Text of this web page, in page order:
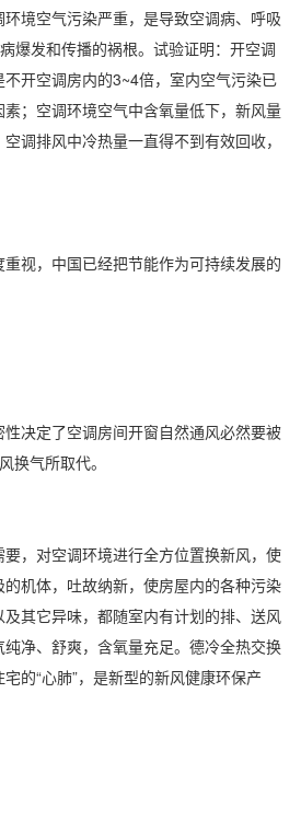
境空气污染严重，是导致空调病、呼吸
爆发和传播的祸根。试验证明：开空调
开空调房内的3~4倍，室内空气污染已
；空调环境空气中含氧量低下，新风量
调排风中冷热量一直得不到有效回收，
视，中国已经把节能作为可持续发展的
决定了空调房间开窗自然通风必然要被
换气所取代。
，对空调环境进行全方位置换新风，使
机体，吐故纳新，使房屋内的各种污染
其它异味，都随室内有计划的排、送风
净、舒爽，含氧量充足。德冷全热交换
的“心肺”，是新型的新风健康环保产